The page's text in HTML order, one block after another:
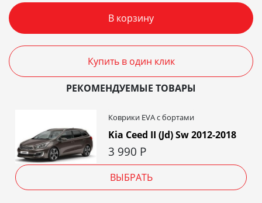
В корзину
Купить в один клик
РЕКОМЕНДУЕМЫЕ ТОВАРЫ
Коврики EVA c бортами
Kia Ceed II (Jd) Sw 2012-2018
3 990 Р
ВЫБРАТЬ